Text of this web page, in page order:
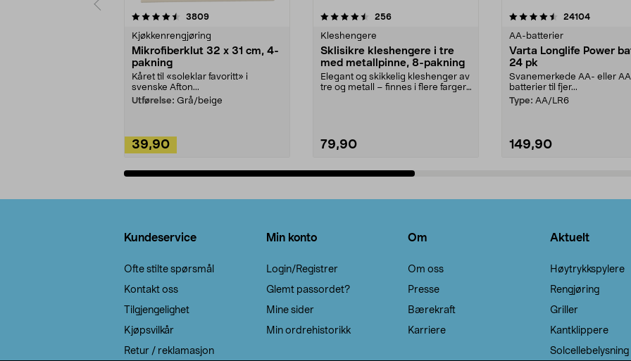
3809anmeldelser
Kjøkkenrengjøring
Mikrofiberklut 32 x 31 cm, 4-
pakning
Kåret til «soleklar favoritt» i
svenske Afton...
Utførelse: Grå/beige
39,90
4.5av 5 stjerner 256anmeldelser
Kleshengere
Sklisikre kleshengere i tre
med metallpinne, 8-pakning
Elegant og skikkelig kleshenger av
tre og metall – finnes i flere farger.
79,90
4.5av 5 stjerner 24104
AA-batterier
Varta Longlife Power
24 pk
Svanemerkede AA- eller
batterier til fjer...
Type: AA/LR6
149,90
4.5av 5 stjerner
Kundeservice
Ofte stilte spørsmål
Kontakt oss
Tilgjengelighet
Kjøpsvilkår
Retur / reklamasjon
Min konto
Login/Registrer
Glemt passordet?
Mine sider
Min ordrehistorikk
Om
Om oss
Presse
Bærekraft
Karriere
Aktuelt
Høytrykkspylere
Rengjøring
Griller
Kantklippere
Solcellebelysning